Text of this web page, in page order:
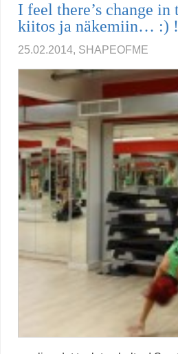
I feel there’s change
kiitos ja näkemiin… :) !
25.02.2014, SHAPEOFME